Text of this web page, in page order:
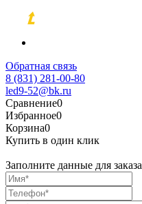
Обратная связь
8 (831) 281-00-80
led9-52@bk.ru
Сравнение0
Избранное0
Корзина0
Купить в один клик
Заполните данные для заказа